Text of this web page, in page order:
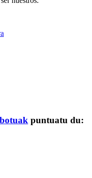
puntuatu du: